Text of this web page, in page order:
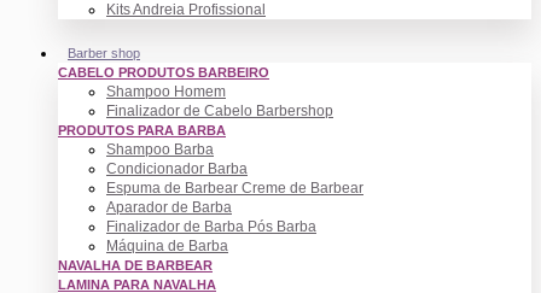
Kits Andreia Profissional
Barber shop
CABELO PRODUTOS BARBEIRO
Shampoo Homem
Finalizador de Cabelo Barbershop
PRODUTOS PARA BARBA
Shampoo Barba
Condicionador Barba
Espuma de Barbear Creme de Barbear
Aparador de Barba
Finalizador de Barba Pós Barba
Máquina de Barba
NAVALHA DE BARBEAR
LAMINA PARA NAVALHA